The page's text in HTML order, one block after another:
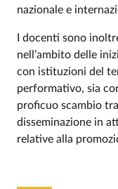
nazionale e
I docenti sono
nell’ambito delle
con istituzioni del
performativo, sia
proficuo scambio
disseminazione in
relative alla